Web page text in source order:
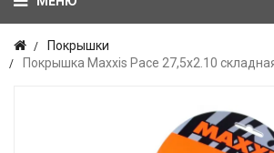
Покрышки
Покрышка Maxxis Pace 27,5x2.10